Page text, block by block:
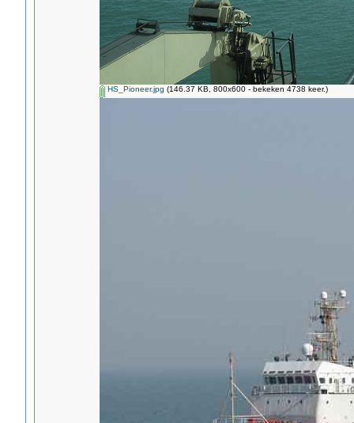
HS_Pioneer.jpg (146.37 KB, 800x600 - bekeken 4738 keer.)